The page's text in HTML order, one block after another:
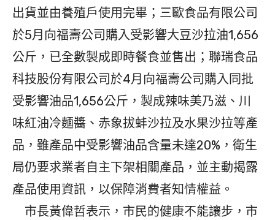
出貨並由養殖戶使用完畢；三歐食品有限公司
於5月向福壽公司購入受影響大豆沙拉油1,656
公斤，已全數製成即時餐食並售出；聯瑞食品
科技股份有限公司於4月向福壽公司購入同批
受影響油品1,656公斤，製成辣味美乃滋、川
味紅油冷麵醬、赤象拔蚌沙拉及水果沙拉等產
品，雖產品中受影響油品含量未達20%，衛生
局仍要求業者自主下架相關產品，並主動揭露
產品使用資訊，以保障消費者知情權益。
市長黃偉哲表示，市民的健康不能讓步，市